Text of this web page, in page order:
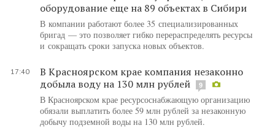
оборудование еще на 89 объектах в Сибири
В компании работают более 35 специализированных
бригад — это позволяет гибко перераспределять ресурсы
и сокращать сроки запуска новых объектов.
17:40
В Красноярском крае компания незаконно
добыла воду на 130 млн рублей
9
В Красноярском крае ресурсоснабжающую организацию
обязали выплатить более 59 млн рублей за незаконную
добычу подземной воды на 130 млн рублей.